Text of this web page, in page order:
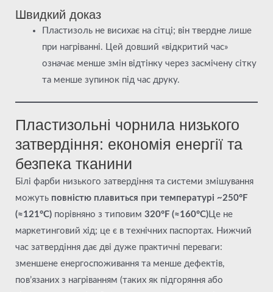
Швидкий доказ
Пластизоль не висихає на сітці; він твердне лише
при нагріванні. Цей довший «відкритий час»
означає менше змін відтінку через засмічену сітку
та менше зупинок під час друку.
Пластизольні чорнила низького
затвердіння: економія енергії та
безпека тканини
Білі фарби низького затвердіння та системи змішування
можуть повністю плавиться при температурі ~250°F
(≈121°C) порівняно з типовим 320°F (≈160°C)Це не
маркетинговий хід; це є в технічних паспортах. Нижчий
час затвердіння дає дві дуже практичні переваги:
зменшене енергоспоживання та менше дефектів,
пов’язаних з нагріванням (таких як підгоряння або